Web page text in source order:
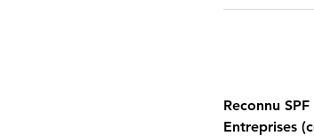
Reconnu
Entreprises